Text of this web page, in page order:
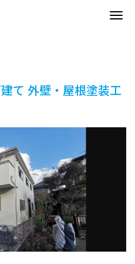
て 外壁・屋根塗装工